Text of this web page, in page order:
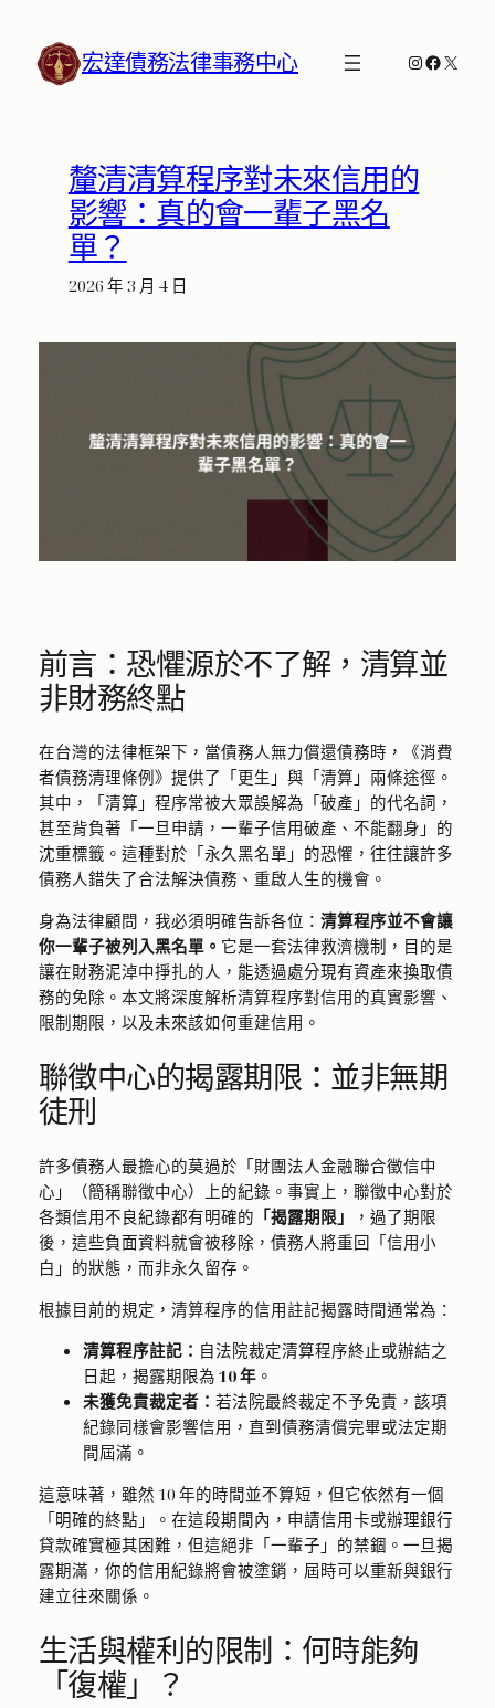
宏達債務法律事務中心 Instagram
X
釐清清算程序對未來信用的
影響：真的會一輩子黑名
單？
2026 年 3 月 4 日
前言：恐懼源於不了解，清算並
非財務終點
在台灣的法律框架下，當債務人無力償還債務時，《消費
者債務清理條例》提供了「更生」與「清算」兩條途徑。
其中，「清算」程序常被大眾誤解為「破產」的代名詞，
甚至背負著「一旦申請，一輩子信用破產、不能翻身」的
沈重標籤。這種對於「永久黑名單」的恐懼，往往讓許多
債務人錯失了合法解決債務、重啟人生的機會。
身為法律顧問，我必須明確告訴各位： 清算程序並不會讓
你一輩子被列入黑名單。 它是一套法律救濟機制，目的是
讓在財務泥淖中掙扎的人，能透過處分現有資產來換取債
務的免除。本文將深度解析清算程序對信用的真實影響、
限制期限，以及未來該如何重建信用。
聯徵中心的揭露期限：並非無期
徒刑
許多債務人最擔心的莫過於「財團法人金融聯合徵信中
心」（簡稱聯徵中心）上的紀錄。事實上，聯徵中心對於
各類信用不良紀錄都有明確的 「揭露期限」
，過了期限
後，這些負面資料就會被移除，債務人將重回「信用小
白」的狀態，而非永久留存。
根據目前的規定，清算程序的信用註記揭露時間通常為：
清算程序註記： 自法院裁定清算程序終止或辦結之
日起，揭露期限為 10 年。
未獲免責裁定者： 若法院最終裁定不予免責，該項
紀錄同樣會影響信用，直到債務清償完畢或法定期
間屆滿。
這意味著，雖然 10 年的時間並不算短，但它依然有一個
「明確的終點」。在這段期間內，申請信用卡或辦理銀行
貸款確實極其困難，但這絕非「一輩子」的禁錮。一旦揭
露期滿，你的信用紀錄將會被塗銷，屆時可以重新與銀行
建立往來關係。
生活與權利的限制：何時能夠
「復權」？